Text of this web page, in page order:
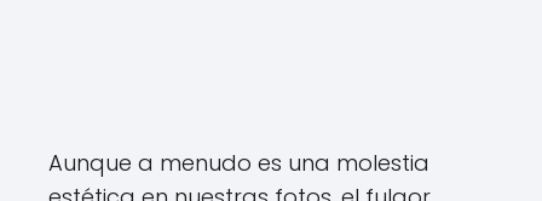
Aunque a menudo es una molestia